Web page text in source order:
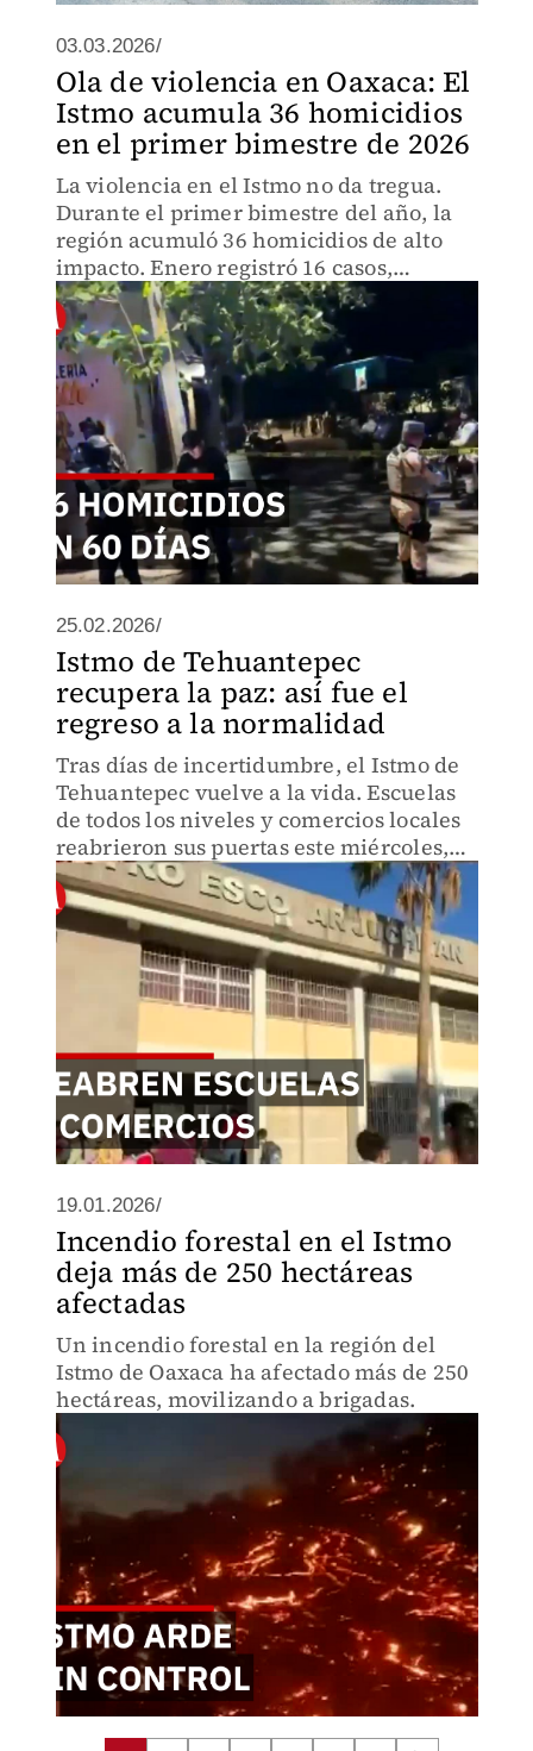
03.03.2026/
Ola de violencia en Oaxaca: El
Istmo acumula 36 homicidios
en el primer bimestre de 2026
La violencia en el Istmo no da tregua.
Durante el primer bimestre del año, la
región acumuló 36 homicidios de alto
impacto. Enero registró 16 casos,
mientras que febrero mostró un
incremento preocupante al cerrar con
20 asesinatos.
25.02.2026/
Istmo de Tehuantepec
recupera la paz: así fue el
regreso a la normalidad
Tras días de incertidumbre, el Istmo de
Tehuantepec vuelve a la vida. Escuelas
de todos los niveles y comercios locales
reabrieron sus puertas este miércoles,
marcando un paso decisivo hacia la
normalización en Oaxaca.
19.01.2026/
Incendio forestal en el Istmo
deja más de 250 hectáreas
afectadas
Un incendio forestal en la región del
Istmo de Oaxaca ha afectado más de 250
hectáreas, movilizando a brigadas.